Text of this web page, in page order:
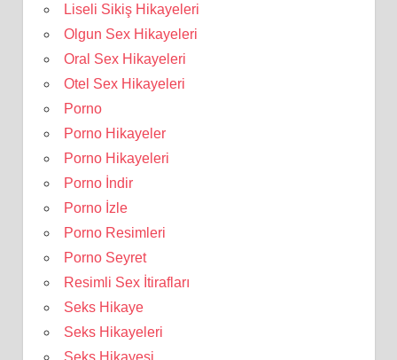
Liseli Sikiş Hikayeleri
Olgun Sex Hikayeleri
Oral Sex Hikayeleri
Otel Sex Hikayeleri
Porno
Porno Hikayeler
Porno Hikayeleri
Porno İndir
Porno İzle
Porno Resimleri
Porno Seyret
Resimli Sex İtirafları
Seks Hikaye
Seks Hikayeleri
Seks Hikayesi